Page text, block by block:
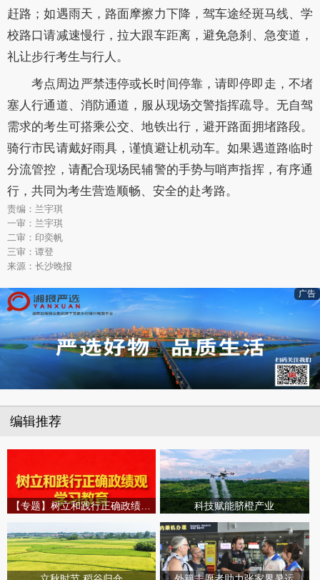
赶路；如遇雨天，路面摩擦力下降，驾车途经斑马线、学
校路口请减速慢行，拉大跟车距离，避免急刹、急变道，
礼让步行考生与行人。
考点周边严禁违停或长时间停靠，请即停即走，不堵
塞人行通道、消防通道，服从现场交警指挥疏导。无自驾
需求的考生可搭乘公交、地铁出行，避开路面拥堵路段。
骑行市民请戴好雨具，谨慎避让机动车。如果遇道路临时
分流管控，请配合现场民辅警的手势与哨声指挥，有序通
行，共同为考生营造顺畅、安全的赴考路。
责编：兰宇琪
一审：兰宇琪
二审：印奕帆
三审：谭登
来源：长沙晚报
广告
编辑推荐
科技赋能脐橙产业